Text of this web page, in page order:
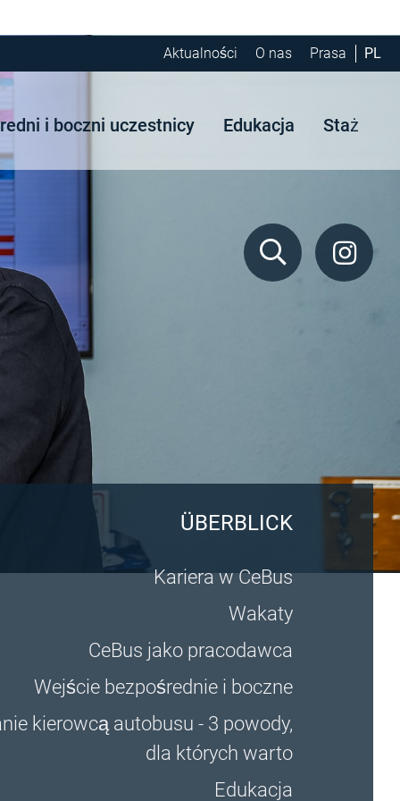
Aktualności O nas Prasa PL
i boczni uczestnicy Edukacja Staż
ÜBERBLICK
Kariera w CeBus
Wakaty
CeBus jako pracodawca
Wejście bezpośrednie i boczne
kierowcą autobusu - 3 powody,
dla których warto
Edukacja